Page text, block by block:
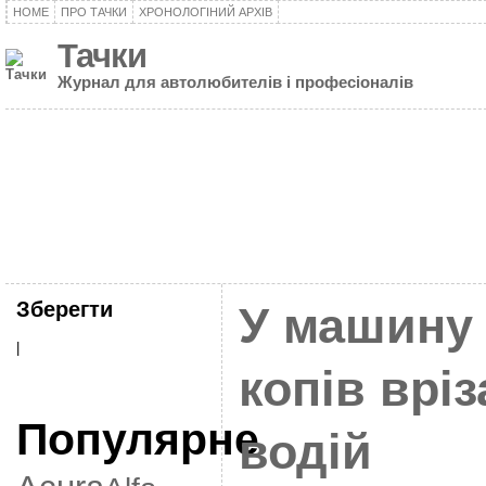
HOME ПРО ТАЧКИ ХРОНОЛОГІНИЙ АРХІВ
Тачки
Журнал для автолюбителів і професіоналів
Зберегти
Популярне
У машину
копів
водій